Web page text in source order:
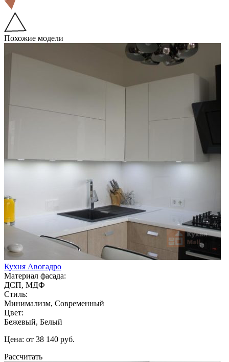
Похожие модели
Кухня Авогадро
Материал фасада:
ДСП, МДФ
Стиль:
Минимализм, Современный
Цвет:
Бежевый, Белый
Цена: от 38 140 руб.
Рассчитать